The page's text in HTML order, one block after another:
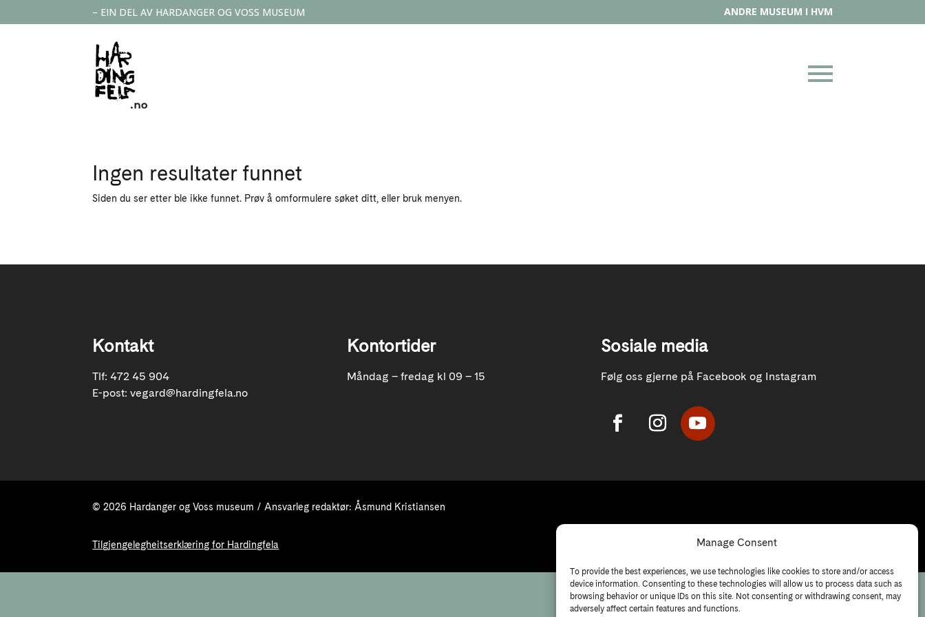
Manage Consent
To provide the best experiences, we use technologies like cookies to store and/or access
device information. Consenting to these technologies will allow us to process data such as
browsing behavior or unique IDs on this site. Not consenting or withdrawing consent, may
adversely affect certain features and functions.
– EIN DEL AV HARDANGER OG VOSS MUSEUM ANDRE MUSEUM I HVM
Ingen resultater funnet
Siden du ser etter ble ikke funnet. Prøv å omformulere søket ditt, eller bruk menyen.
Kontakt
Tlf: 472 45 904
E-post:vegard@hardingfela.no
Kontortider
Måndag – fredag kl 09 – 15
Sosiale media
Følg oss gjerne på Facebook og Instagram
© 2026 Hardanger og Voss museum / Ansvarleg redaktør: Åsmund Kristiansen
Tilgjengelegheitserklæring for Hardingfela